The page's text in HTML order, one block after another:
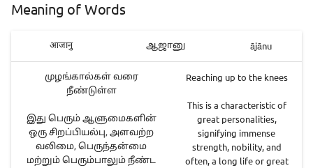
Meaning of Words
आजानु ஆஜானு ājānu
முழங்கால்கள் வரை
நீண்டுள்ள
இது பெரும் ஆளுமைகளின்
ஒரு சிறப்பியல்பு, அளவற்ற
வலிமை, பெருந்தன்மை
மற்றும் பெரும்பாலும் நீண்ட
Reaching up to the knees
This is a characteristic of
great personalities,
signifying immense
strength, nobility, and
often, a long life or great